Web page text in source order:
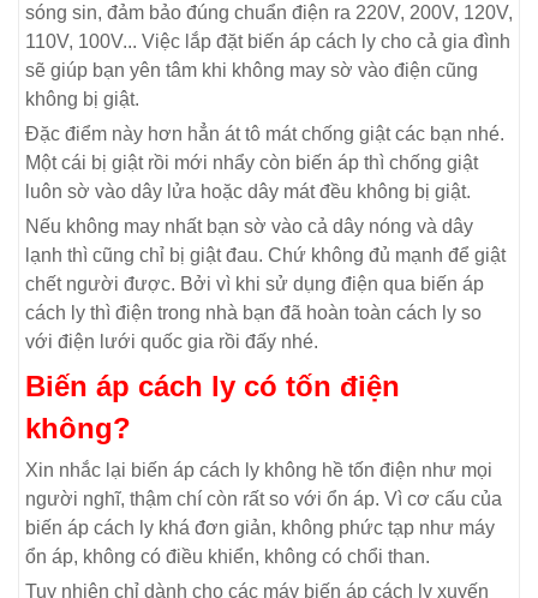
sóng sin, đảm bảo đúng chuẩn điện ra 220V, 200V, 120V,
110V, 100V... Việc lắp đặt biến áp cách ly cho cả gia đình
sẽ giúp bạn yên tâm khi không may sờ vào điện cũng
không bị giật.
Đặc điểm này hơn hẳn át tô mát chống giật các bạn nhé.
Một cái bị giật rồi mới nhẩy còn biến áp thì chống giật
luôn sờ vào dây lửa hoặc dây mát đều không bị giật.
Nếu không may nhất bạn sờ vào cả dây nóng và dây
lạnh thì cũng chỉ bị giật đau. Chứ không đủ mạnh để giật
chết người được. Bởi vì khi sử dụng điện qua biến áp
cách ly thì điện trong nhà bạn đã hoàn toàn cách ly so
với điện lưới quốc gia rồi đấy nhé.
Biến áp cách ly có tốn điện
không?
Xin nhắc lại biến áp cách ly không hề tốn điện như mọi
người nghĩ, thậm chí còn rất so với ổn áp. Vì cơ cấu của
biến áp cách ly khá đơn giản, không phức tạp như máy
ổn áp, không có điều khiển, không có chổi than.
Tuy nhiên chỉ dành cho các máy biến áp cách ly xuyến